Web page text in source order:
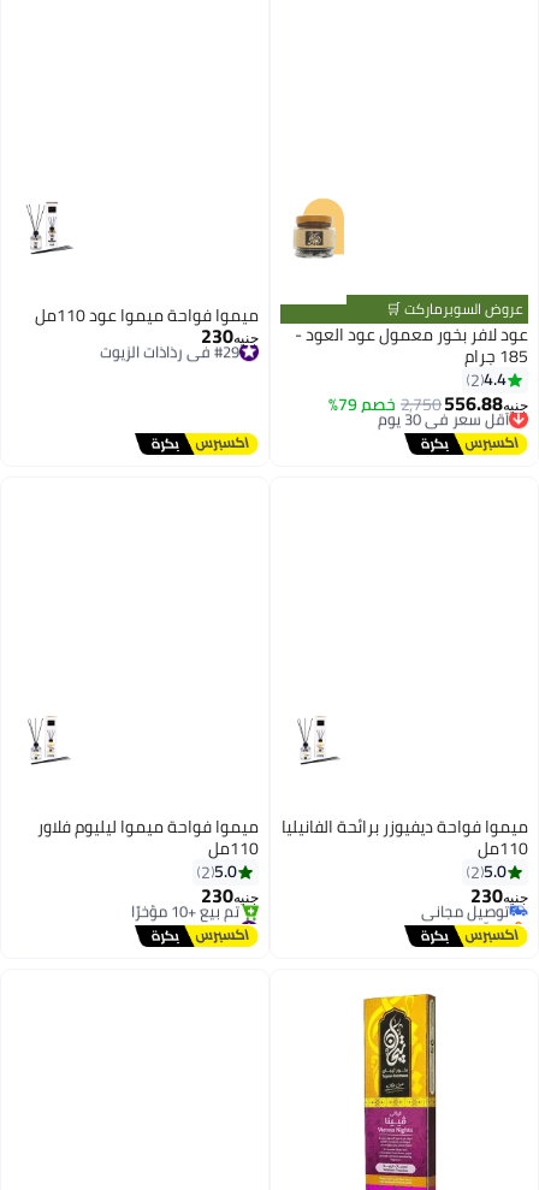
عروض السوبرماركت 🛒
عود لافر بخور معمول عود العود -
185 جرام
4.4
2
جنيه556.88
2,750خصم 79% أقل سعر في 30 يوم
توصيل مجاني
أقل سعر في 30 يوم
ميموا فواحة ميموا عود 110مل
جنيه230
#29 في رذاذات الزيوت
توصيل مجاني
ميموا فواحة ديفيوزر برائحة الفانيليا
110مل
5.0
2
جنيه230
#16 في رذاذات الزيوت
أقل سعر في 7 يوم
توصيل مجاني
بتخلّص بسرعة
تم بيع +10 مؤخرًا
#16 في رذاذات الزيوت
ميموا فواحة ميموا ليليوم فلاور
110مل
5.0
2
جنيه230
#28 في رذاذات الزيوت
توصيل مجاني
تم بيع +10 مؤخرًا